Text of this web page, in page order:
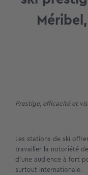
Prestige, efficacité et
Les stations de ski
travailler la notoriété
d’une audience à fort
surtout internationale.